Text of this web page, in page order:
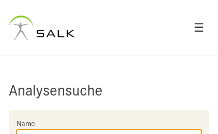
☰
Analysensuche
Name